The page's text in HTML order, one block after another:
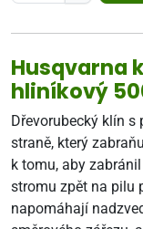
Husqvarna
hliníkový
Dřevorubecký klín
straně, který
k tomu, aby
stromu zpět na pilu
napomáhají